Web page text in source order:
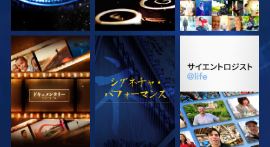
シリーズを探求 観る シリーズを探求